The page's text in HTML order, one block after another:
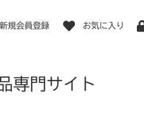
新規会員登録 お気に入り
専門サイト